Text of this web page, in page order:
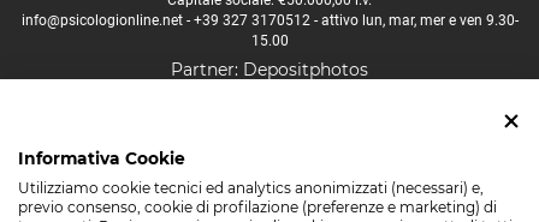
info@psicologionline.net- +39 327 3170512- attivo lun, mar, mer e ven 9.30-
15.00
Partner: Depositphotos
Psicologo Lucca
Psicologo Padova
Psicologo Palermo Psicologo Roma
Informativa Cookie
Utilizziamo cookie tecnici ed analytics anonimizzati (necessari) e,
previo consenso, cookie di profilazione (preferenze e marketing) di